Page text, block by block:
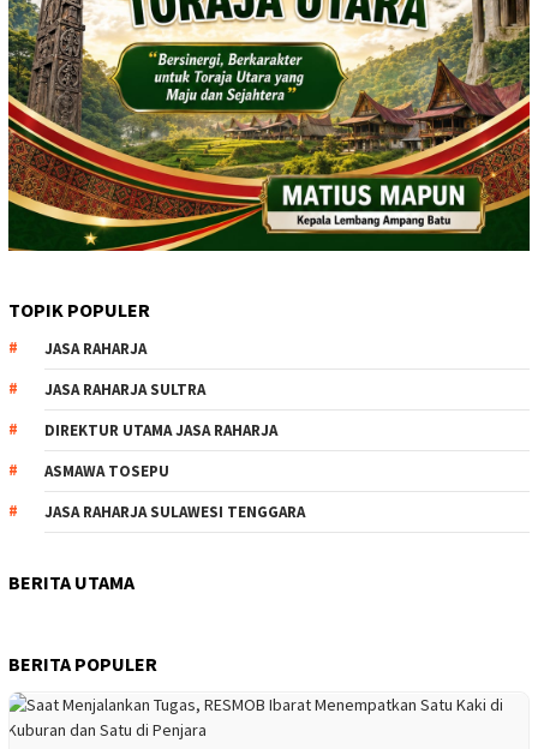
TOPIK POPULER
JASA RAHARJA
JASA RAHARJA SULTRA
DIREKTUR UTAMA JASA RAHARJA
ASMAWA TOSEPU
JASA RAHARJA SULAWESI TENGGARA
BERITA UTAMA
BERITA POPULER